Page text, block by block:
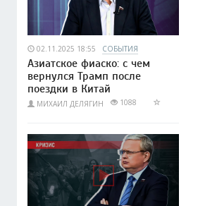
02.11.2025 18:55 СОБЫТИЯ
Азиатское фиаско: с чем
вернулся Трамп после
поездки в Китай
МИХАИЛ ДЕЛЯГИН 1088